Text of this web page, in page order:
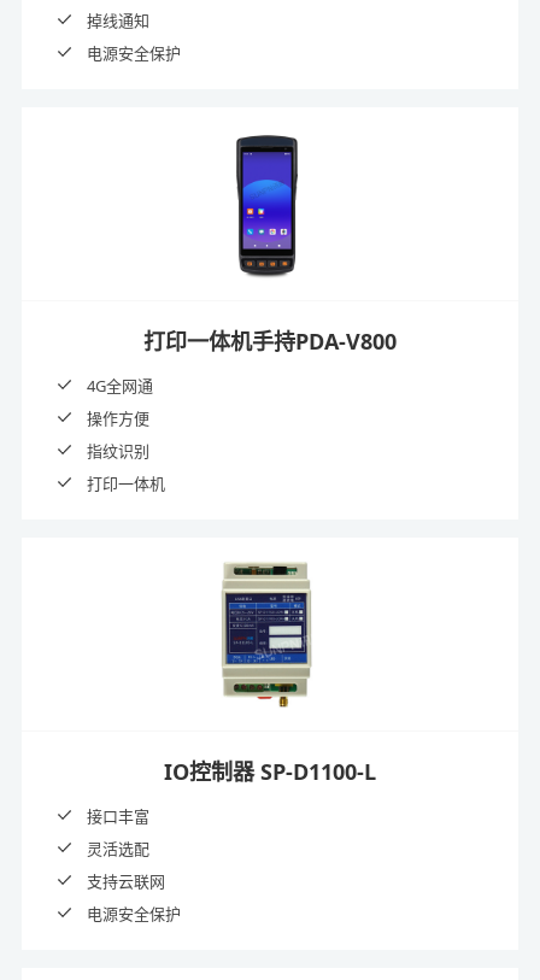
掉线通知
电源安全保护
打印一体机手持PDA-V800
4G全网通
操作方便
指纹识别
打印一体机
IO控制器 SP-D1100-L
接口丰富
灵活选配
支持云联网
电源安全保护